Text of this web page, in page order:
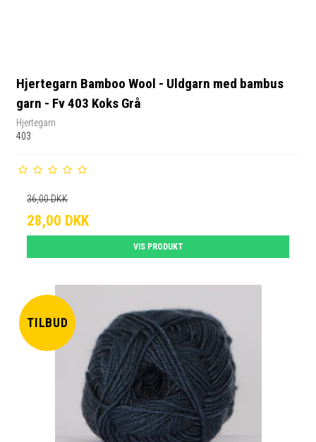
Hjertegarn Bamboo Wool - Uldgarn med bambus
garn - Fv 403 Koks Grå
Hjertegarn
403
36,00 DKK
28,00 DKK
VIS PRODUKT
TILBUD